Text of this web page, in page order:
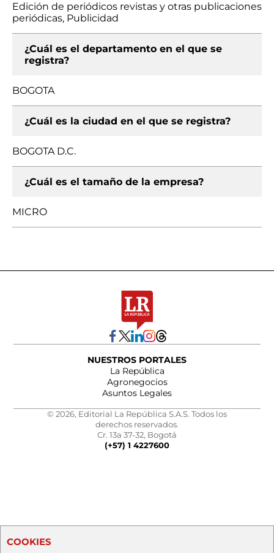
Edición de periódicos revistas y otras publicaciones
periódicas, Publicidad
¿Cuál es el departamento en el que se
registra?
BOGOTA
¿Cuál es la ciudad en el que se registra?
BOGOTA D.C.
¿Cuál es el tamaño de la empresa?
MICRO
NUESTROS PORTALES
La República
Agronegocios
Asuntos Legales
© 2026, Editorial La República S.A.S. Todos los
derechos reservados.
Cr. 13a 37-32, Bogotá
(+57) 1 4227600
COOKIES